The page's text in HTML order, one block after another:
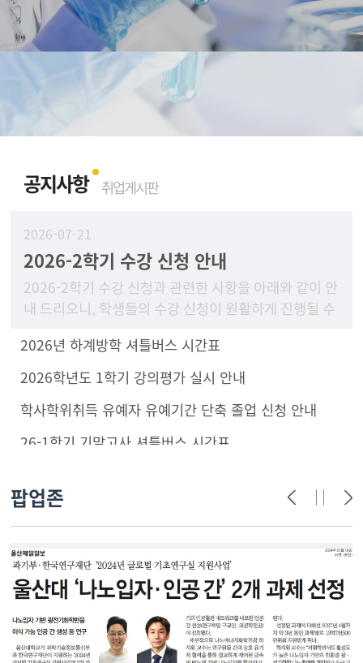
공지사항 취업게시판
2026-07-21
2026-2학기 수강 신청 안내
2026-2학기 수강 신청과 관련한 사항을 아래와 같이 안
내 드리오니, 학생들의 수강 신청이 원활하게 진행될 수
주시기 바랍니
2026년 하계방학 셔틀버스 시간표
2026학년도 1학기 강의평가 실시 안내
학사학위취득 유예자 유예기간 단축 졸업 신청 안내
26-1학기 기말고사 셔틀버스 시간표
팝업존